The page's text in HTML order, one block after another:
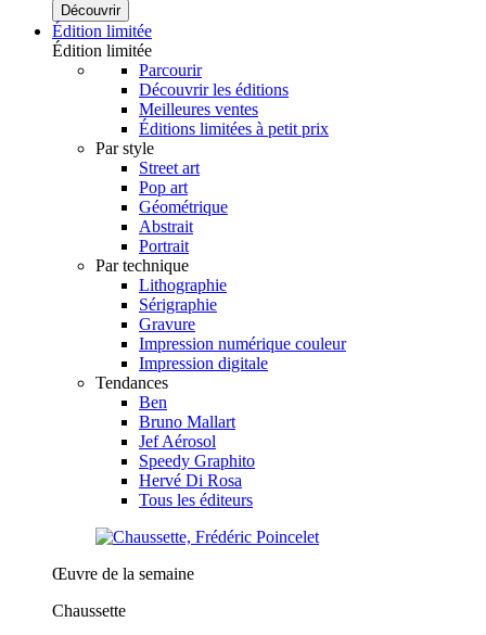
Découvrir
Édition limitée
Édition limitée
Parcourir
Découvrir les éditions
Meilleures ventes
Éditions limitées à petit prix
Par style
Street art
Pop art
Géométrique
Abstrait
Portrait
Par technique
Lithographie
Sérigraphie
Gravure
Impression numérique couleur
Impression digitale
Tendances
Ben
Bruno Mallart
Jef Aérosol
Speedy Graphito
Hervé Di Rosa
Tous les éditeurs
Œuvre de la semaine
Chaussette